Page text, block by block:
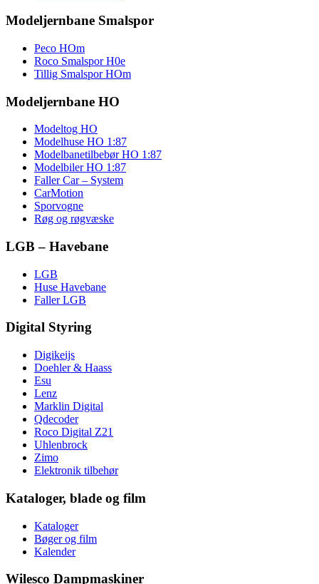
Modeljernbane Smalspor
Peco HOm
Roco Smalspor H0e
Tillig Smalspor HOm
Modeljernbane HO
Modeltog HO
Modelhuse HO 1:87
Modelbanetilbebør HO 1:87
Modelbiler HO 1:87
Faller Car – System
CarMotion
Sporvogne
Røg og røgvæske
LGB – Havebane
LGB
Huse Havebane
Faller LGB
Digital Styring
Digikeijs
Doehler & Haass
Esu
Lenz
Marklin Digital
Qdecoder
Roco Digital Z21
Uhlenbrock
Zimo
Elektronik tilbehør
Kataloger, blade og film
Kataloger
Bøger og film
Kalender
Wilesco Dampmaskiner